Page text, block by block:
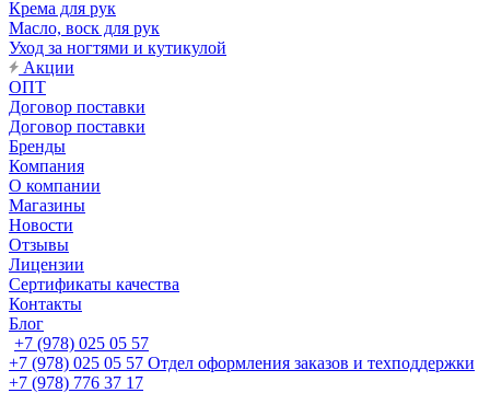
Крема для рук
Масло, воск для рук
Уход за ногтями и кутикулой
Акции
ОПТ
Договор поставки
Договор поставки
Бренды
Компания
О компании
Магазины
Новости
Отзывы
Лицензии
Сертификаты качества
Контакты
Блог
+7 (978) 025 05 57
+7 (978) 025 05 57 Отдел оформления заказов и техподдержки
+7 (978) 776 37 17